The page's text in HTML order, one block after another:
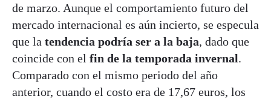
de marzo. Aunque el comportamiento futuro del
mercado internacional es aún incierto, se especula
que la tendencia podría ser a la baja, dado que
coincide con el fin de la temporada invernal.
Comparado con el mismo periodo del año
anterior, cuando el costo era de 17,67 euros, los